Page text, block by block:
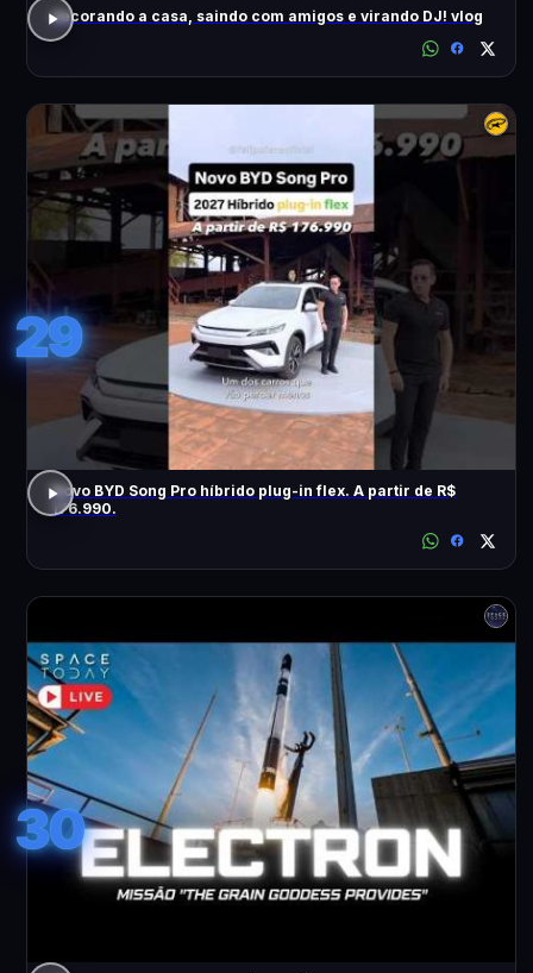
decorando a casa, saindo com amigos e virando DJ! vlog
29
Novo BYD Song Pro híbrido plug-in flex. A partir de R$
176.990.
30